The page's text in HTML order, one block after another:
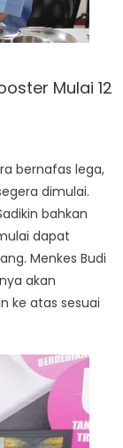
Mulai 12
bernafas lega,
dimulai.
bahkan
dapat
Menkes Budi
akan
ke atas sesuai